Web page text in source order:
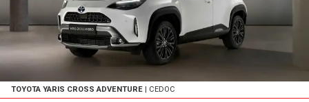
TOYOTA YARIS CROSS ADVENTURE | CEDOC